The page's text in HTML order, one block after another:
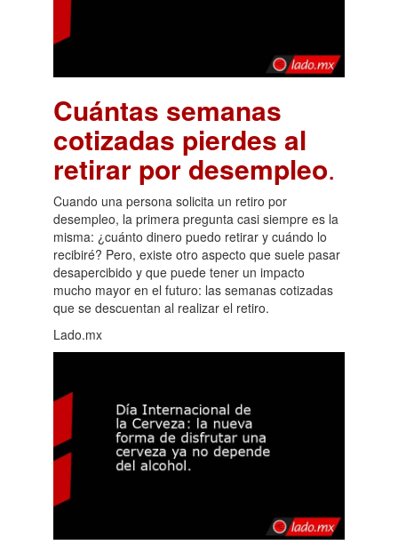
Cuántas semanas
cotizadas pierdes al
retirar por desempleo.
Cuando una persona solicita un retiro por
desempleo, la primera pregunta casi siempre es la
misma: ¿cuánto dinero puedo retirar y cuándo lo
recibiré? Pero, existe otro aspecto que suele pasar
desapercibido y que puede tener un impacto
mucho mayor en el futuro: las semanas cotizadas
que se descuentan al realizar el retiro.
Lado.mx